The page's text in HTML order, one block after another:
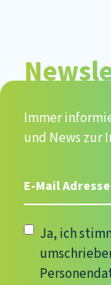
Immer
und News
E-
Ja, ich